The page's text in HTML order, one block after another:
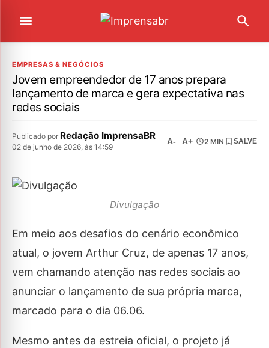
EMPRESAS & NEGÓCIOS
Jovem empreendedor de 17 anos prepara
lançamento de marca e gera expectativa nas
redes sociais
Publicado por Redação ImprensaBR
02 de junho de 2026, às 14:59
A- A+ 2 MIN SALVE
Divulgação
Em meio aos desafios do cenário econômico
atual, o jovem Arthur Cruz, de apenas 17 anos,
vem chamando atenção nas redes sociais ao
anunciar o lançamento de sua própria marca,
marcado para o dia 06.06.
Mesmo antes da estreia oficial, o projeto já